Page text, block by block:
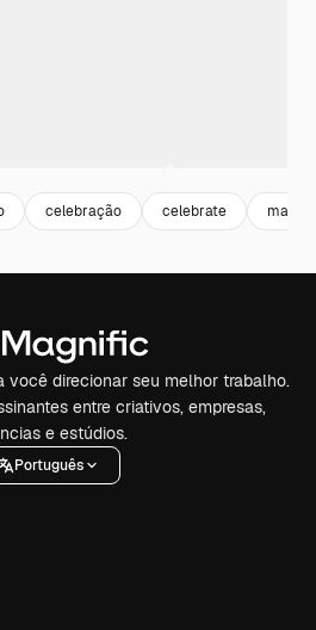
celebração celebrate
você direcionar seu melhor trabalho.
entre criativos, empresas,
e estúdios.
Português